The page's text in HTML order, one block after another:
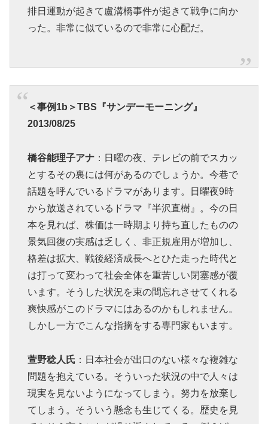
排日運動が起きて盧溝橋事件が起きて戦争に向か
った。非常に似ているので非常に心配だ。
＜事例1b＞TBS『サンデーモーニング』
2013/08/25
橋谷能理子アナ：日曜の夜、テレビの前でスカッ
とするその裏には何があるのでしょうか。今巷で
話題を呼んでいるドラマがあります。日曜夜9時
から放送されているドラマ『半沢直樹』。今の日
本を見れば、株価は一時期より持ち直したものの
景気回復の実感は乏しく、非正規雇用が増加し、
格差は拡大、戦後経済成長へとひた走った時代と
は打って変わって社会全体を重苦しい閉塞感が覆
います。そうした状況を束の間忘れさせてくれる
爽快感がこのドラマにはあるのかもしれません。
しかし一方でこんな指摘をする専門家もいます。
萱野稔人氏 ：日本社会が出口のない様々な複雑な
問題を抱えている。そういった状況の中で人々は
現実を見ないようになってしまう。努力を放棄し
てしまう。そういう懸念も生じてくる。歴史を見